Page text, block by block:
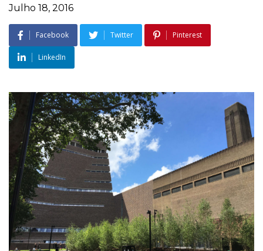
Julho 18, 2016
Facebook Twitter Pinterest
LinkedIn